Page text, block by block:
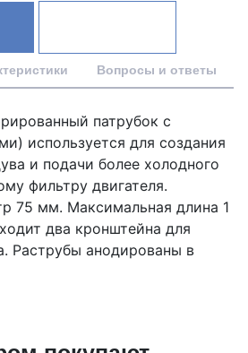
Вопросы и ответы
патрубок с
используется для создания
и подачи более холодного
фильтру двигателя.
75 мм. Максимальная длина 1
два кронштейна для
Раструбы анодированы в